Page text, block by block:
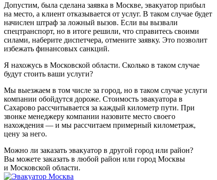
Допустим, была сделана заявка в Москве, эвакуатор прибыл
на место, а клиент отказывается от услуг. В таком случае будет
начислен штраф за ложный вызов. Если вы вызвали
спецтранспорт, но в итоге решили, что справитесь своими
силами, наберите диспетчера, отмените заявку. Это позволит
избежать финансовых санкций.
Я нахожусь в Московской области. Сколько в таком случае
будут стоить ваши услуги?
Мы выезжаем в том числе за город, но в таком случае услуги
компании обойдутся дороже. Стоимость эвакуатора в
Сахарово рассчитывается за каждый километр пути. При
звонке менеджеру компании назовите место своего
нахождения — и мы рассчитаем примерный километраж,
цену за него.
Можно ли заказать эвакуатор в другой город или район?
Вы можете заказать в любой район или город Москвы
и Московской области.